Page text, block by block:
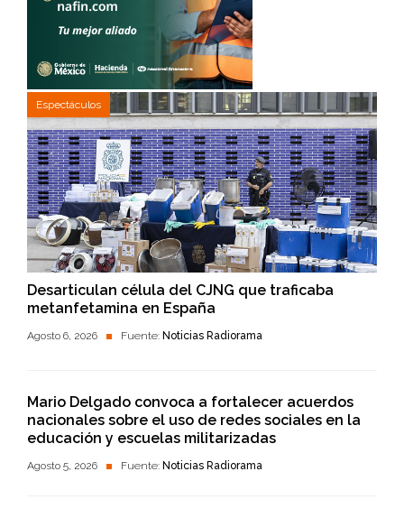
Espectáculos
Desarticulan célula del CJNG que traficaba
metanfetamina en España
Agosto 6, 2026 Fuente: Noticias Radiorama
Mario Delgado convoca a fortalecer acuerdos
nacionales sobre el uso de redes sociales en la
educación y escuelas militarizadas
Agosto 5, 2026 Fuente: Noticias Radiorama